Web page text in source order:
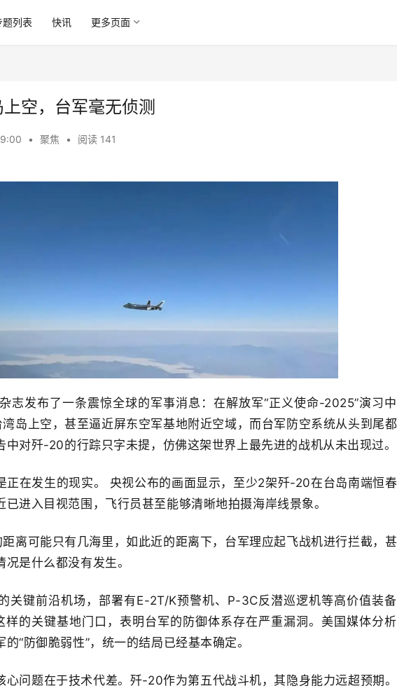
题列表 快讯 更多页面
空，台军毫无侦测
• 聚焦 • 阅读 141
志发布了一条震惊全球的军事消息：在解放军“正义使命-2025”演习
岛上空，甚至逼近屏东空军基地附近空域，而台军防空系统从头到尾
对歼-20的行踪只字未提，仿佛这架世界上最先进的战机从未出现过。
正在发生的现实。 央视公布的画面显示，至少2架歼-20在台岛南端恒
进入目视范围，飞行员甚至能够清晰地拍摄海岸线景象。
离可能只有几海里，如此近的距离下，台军理应起飞战机进行拦截，
是什么都没有发生。
关键前沿机场，部署有E-2T/K预警机、P-3C反潜巡逻机等高价值装
的关键基地门口，表明台军的防御体系存在严重漏洞。 美国媒体分
“防御脆弱性”，统一的结局已经基本确定。
问题在于技术代差。 歼-20作为第五代战斗机，其隐身能力远超预期